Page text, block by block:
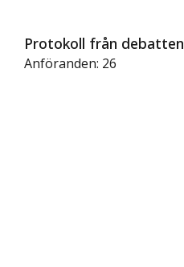
Protokoll från debatten
Anföranden: 26